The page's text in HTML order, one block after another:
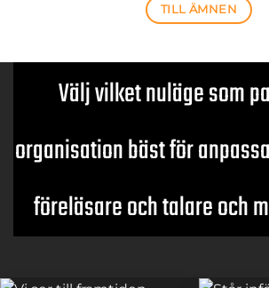
TILL ÄMNEN
Välj vilket nuläge som
organisation bäst för
föreläsare och talare och